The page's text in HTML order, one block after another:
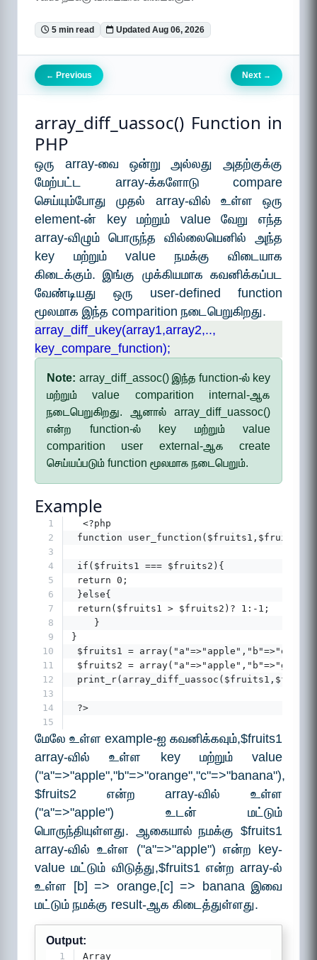
5 min read Updated Aug 06, 2026
← Previous Next →
array_diff_uassoc() Function in
PHP
ஒரு array-வை ஒன்று அல்லது அதற்குக்கு
மேற்பட்ட array-க்களோடு compare
செய்யும்போது முதல் array-வில் உள்ள ஒரு
element-ன் key மற்றும் value வேறு எந்த
array-விழும் பொருந்த வில்லையெனில் அந்த
key மற்றும் value நமக்கு விடையாக
கிடைக்கும். இங்கு முக்கியமாக கவனிக்கப்பட
வேண்டியது ஒரு user-defined function
மூலமாக இந்த comparition நடைபெறுகிறது.
array_diff_ukey(array1,array2,..,
key_compare_function);
Note: array_diff_assoc() இந்த function-ல் key
மற்றும் value comparition internal-ஆக
நடைபெறுகிறது. ஆனால் array_diff_uassoc()
என்ற function-ல் key மற்றும் value
comparition user external-ஆக create
செய்யப்படும் function மூலமாக நடைபெறும்.
Example
1
<?php
2
function user_function($fruits1,$fruits2){
3
4
if($fruits1 === $fruits2){
5
return 0;
6
}else{
7
return($fruits1 > $fruits2)? 1:-1;
8
    }
9
}
10
$fruits1 =
11
$fruits2 =
12
13
14
?>
15
மேலே உள்ள example-ஐ கவனிக்கவும்,$fruits1
array-வில் உள்ள key மற்றும் value
("a"=>"apple","b"=>"orange","c"=>"banana"),
$fruits2 என்ற array-வில் உள்ள
("a"=>"apple") உடன் மட்டும்
பொருந்தியுள்ளது. ஆகையால் நமக்கு $fruits1
array-வில் உள்ள ("a"=>"apple") என்ற key-
value மட்டும் விடுத்து,$fruits1 என்ற array-ல்
உள்ள [b] => orange,[c] => banana இவை
மட்டும் நமக்கு result-ஆக கிடைத்துள்ளது.
Output:
1 Array